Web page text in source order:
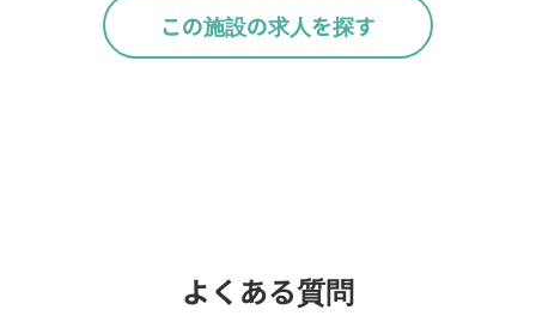
この施設の求人を探す
よくある質問